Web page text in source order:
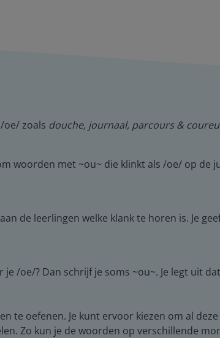
oe/ zoals douche, journaal, parcours &
woorden met ~ou~ die klinkt als /oe/ op de
de leerlingen welke klank te horen is. Je
/oe/? Dan schrijf je soms ~ou~. Je legt uit
te oefenen. Je kunt ervoor kiezen om al
Zo kun je de woorden op verschillende